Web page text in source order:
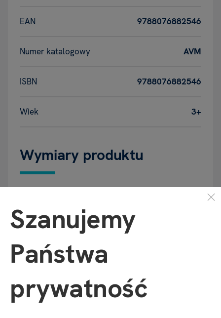
EAN 9788076882546
Numer katalogowy AVM
ISBN 9788076882546
Wiek 3+
Wymiary produktu
Głębokość
Wysokość
Waga
Szanujemy
Państwa
prywatność